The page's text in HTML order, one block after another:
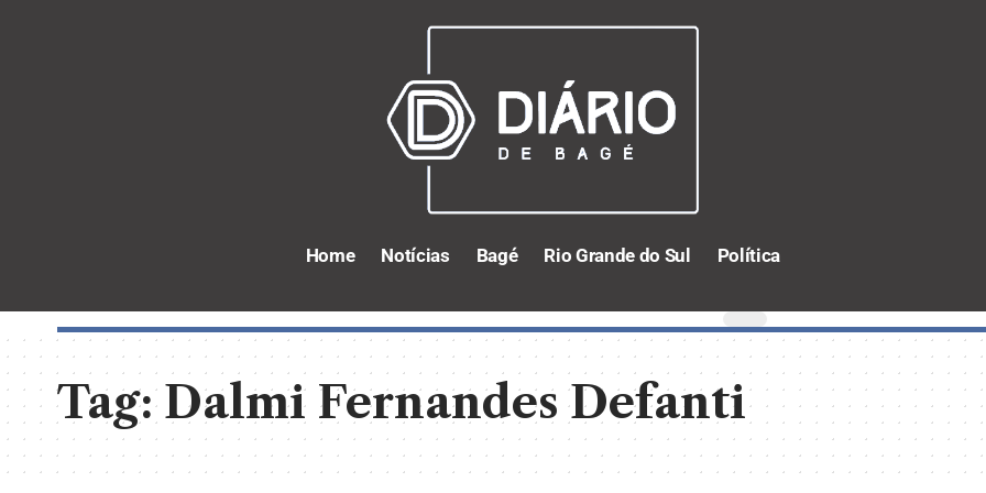
Home Notícias Bagé Rio Grande do Sul Política
Tag:Dalmi Fernandes Defanti